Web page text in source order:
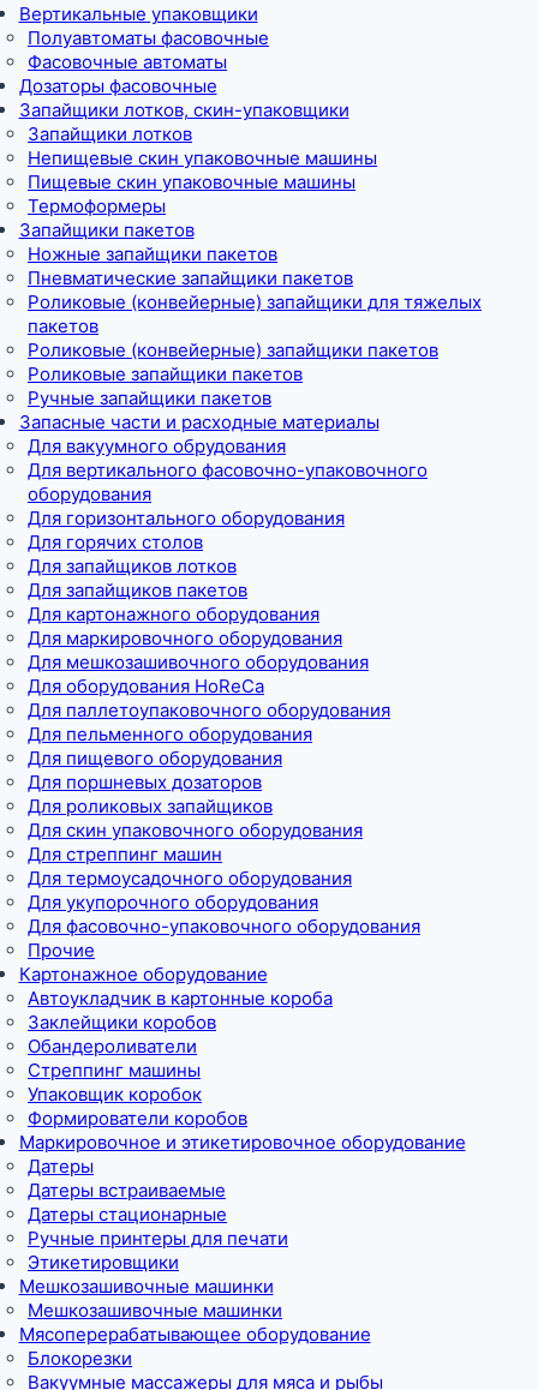
Вертикальные упаковщики
Полуавтоматы фасовочные
Фасовочные автоматы
Дозаторы фасовочные
Запайщики лотков, скин-упаковщики
Запайщики лотков
Непищевые скин упаковочные машины
Пищевые скин упаковочные машины
Термоформеры
Запайщики пакетов
Ножные запайщики пакетов
Пневматические запайщики пакетов
Роликовые (конвейерные) запайщики для тяжелых
пакетов
Роликовые (конвейерные) запайщики пакетов
Роликовые запайщики пакетов
Ручные запайщики пакетов
Запасные части и расходные материалы
Для вакуумного обрудования
Для вертикального фасовочно-упаковочного
оборудования
Для горизонтального оборудования
Для горячих столов
Для запайщиков лотков
Для запайщиков пакетов
Для картонажного оборудования
Для маркировочного оборудования
Для мешкозашивочного оборудования
Для оборудования HoReCa
Для паллетоупаковочного оборудования
Для пельменного оборудования
Для пищевого оборудования
Для поршневых дозаторов
Для роликовых запайщиков
Для скин упаковочного оборудования
Для стреппинг машин
Для термоусадочного оборудования
Для укупорочного оборудования
Для фасовочно-упаковочного оборудования
Прочие
Картонажное оборудование
Автоукладчик в картонные короба
Заклейщики коробов
Обандероливатели
Стреппинг машины
Упаковщик коробок
Формирователи коробов
Маркировочное и этикетировочное оборудование
Датеры
Датеры встраиваемые
Датеры стационарные
Ручные принтеры для печати
Этикетировщики
Мешкозашивочные машинки
Мешкозашивочные машинки
Мясоперерабатывающее оборудование
Блокорезки
Вакуумные массажеры для мяса и рыбы